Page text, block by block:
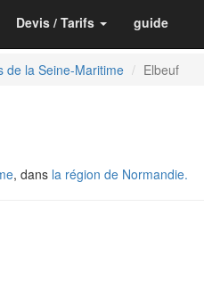
Devis / Tarifs guide
de la Seine-Maritime Elbeuf
, dans la région de Normandie.